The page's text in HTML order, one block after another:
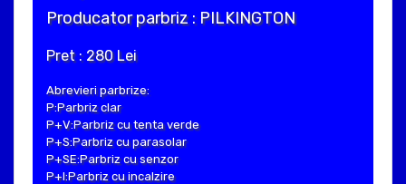
Producator parbriz : PILKINGTON
Pret : 280 Lei
Abrevieri parbrize:
P:Parbriz clar
P+V:Parbriz cu tenta verde
P+S:Parbriz cu parasolar
P+SE:Parbriz cu senzor
P+I:Parbriz cu incalzire